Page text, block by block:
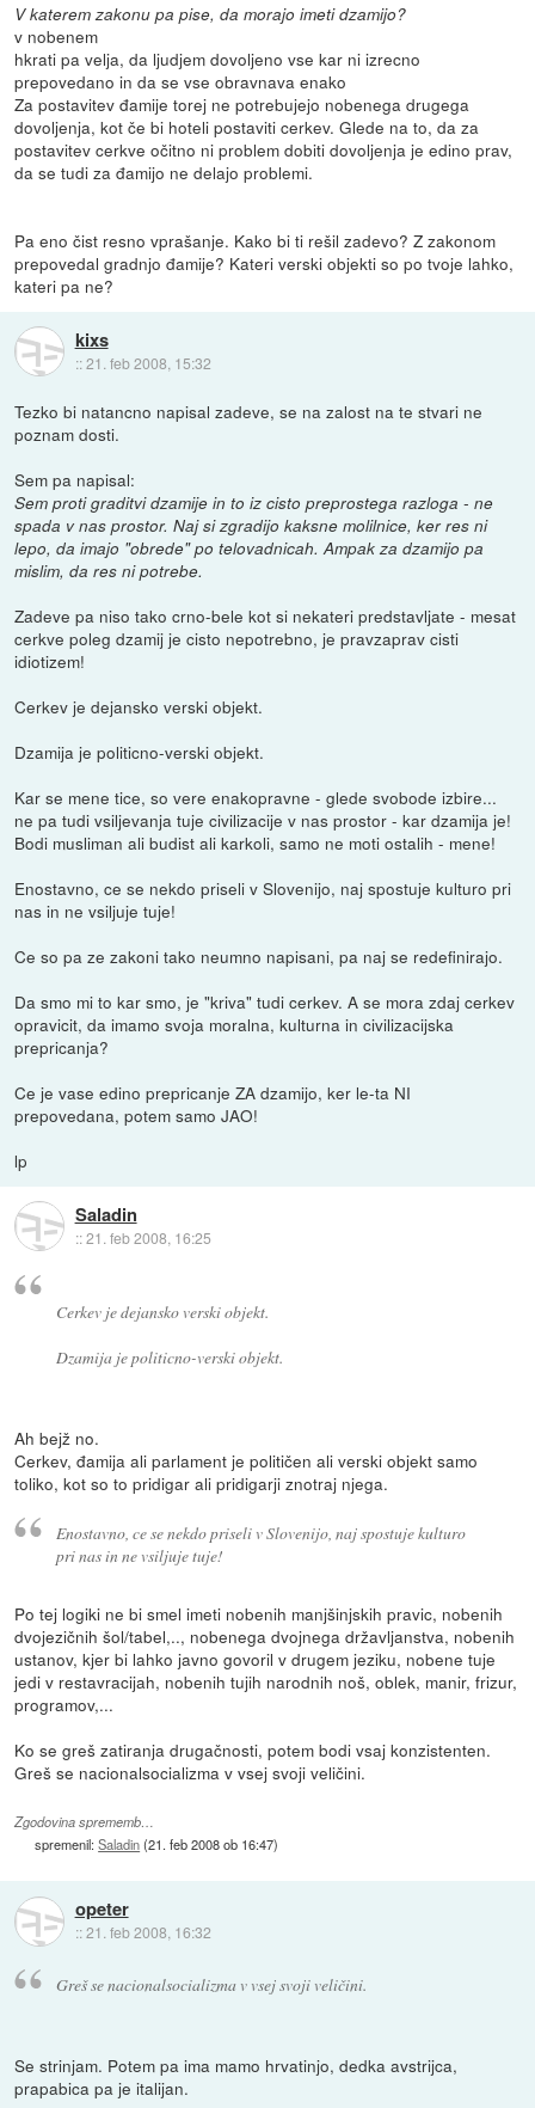
V katerem zakonu pa pise, da morajo imeti dzamijo?
v nobenem
hkrati pa velja, da ljudjem dovoljeno vse kar ni izrecno
prepovedano in da se vse obravnava enako
Za postavitev đamije torej ne potrebujejo nobenega drugega
dovoljenja, kot če bi hoteli postaviti cerkev. Glede na to, da za
postavitev cerkve očitno ni problem dobiti dovoljenja je edino prav,
da se tudi za đamijo ne delajo problemi.
Pa eno čist resno vprašanje. Kako bi ti rešil zadevo? Z zakonom
prepovedal gradnjo đamije? Kateri verski objekti so po tvoje lahko,
kateri pa ne?
kixs
::21. feb 2008, 15:32
Tezko bi natancno napisal zadeve, se na zalost na te stvari ne
poznam dosti.
Sem pa napisal:
Sem proti graditvi dzamije in to iz cisto preprostega razloga - ne
spada v nas prostor. Naj si zgradijo kaksne molilnice, ker res ni
lepo, da imajo "obrede" po telovadnicah. Ampak za dzamijo pa
mislim, da res ni potrebe.
Zadeve pa niso tako crno-bele kot si nekateri predstavljate - mesat
cerkve poleg dzamij je cisto nepotrebno, je pravzaprav cisti
idiotizem!
Cerkev je dejansko verski objekt.
Dzamija je politicno-verski objekt.
Kar se mene tice, so vere enakopravne - glede svobode izbire...
ne pa tudi vsiljevanja tuje civilizacije v nas prostor - kar dzamija je!
Bodi musliman ali budist ali karkoli, samo ne moti ostalih - mene!
Enostavno, ce se nekdo priseli v Slovenijo, naj spostuje kulturo pri
nas in ne vsiljuje tuje!
Ce so pa ze zakoni tako neumno napisani, pa naj se redefinirajo.
Da smo mi to kar smo, je "kriva" tudi cerkev. A se mora zdaj cerkev
opravicit, da imamo svoja moralna, kulturna in civilizacijska
prepricanja?
Ce je vase edino prepricanje ZA dzamijo, ker le-ta NI
prepovedana, potem samo JAO!
lp
Saladin
::21. feb 2008, 16:25
Cerkev je dejansko verski objekt.
Dzamija je politicno-verski objekt.
Ah bejž no.
Cerkev, đamija ali parlament je političen ali verski objekt samo
toliko, kot so to pridigar ali pridigarji znotraj njega.
Enostavno, ce se nekdo priseli v Slovenijo, naj spostuje kulturo
pri nas in ne vsiljuje tuje!
Po tej logiki ne bi smel imeti nobenih manjšinjskih pravic, nobenih
dvojezičnih šol/tabel,.., nobenega dvojnega državljanstva, nobenih
ustanov, kjer bi lahko javno govoril v drugem jeziku, nobene tuje
jedi v restavracijah, nobenih tujih narodnih noš, oblek, manir, frizur,
programov,...
Ko se greš zatiranja drugačnosti, potem bodi vsaj konzistenten.
Greš se nacionalsocializma v vsej svoji veličini.
Zgodovina sprememb…
spremenil:Saladin(21. feb 2008 ob 16:47)
opeter
::21. feb 2008, 16:32
Greš se nacionalsocializma v vsej svoji veličini.
Se strinjam. Potem pa ima mamo hrvatinjo, dedka avstrijca,
prapabica pa je italijan.